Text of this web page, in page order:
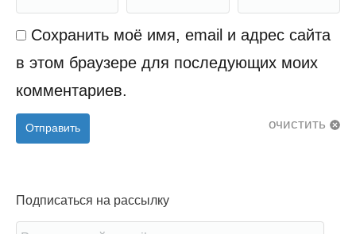
Сохранить моё имя, email и адрес сайта
в этом браузере для последующих моих
комментариев.
очистить
Отправить
Подписаться на рассылку